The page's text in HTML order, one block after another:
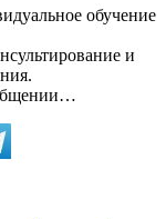
обучение
и